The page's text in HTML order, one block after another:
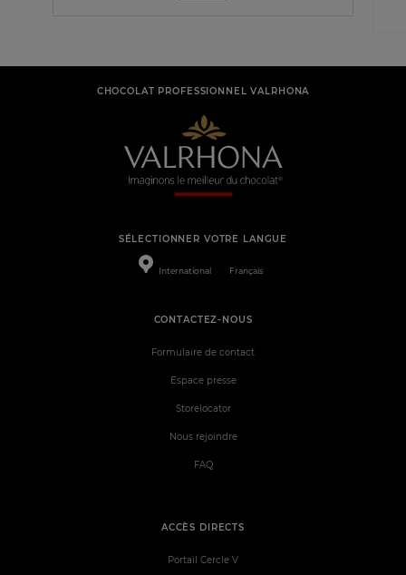
CHOCOLAT PROFESSIONNEL VALRHONA
SÉLECTIONNER VOTRE LANGUE
International Français
ACCÈS DIRECTS
Portail Cercle V
CONTACTEZ-NOUS
Formulaire de contact
Espace presse
Storelocator
Nous rejoindre
FAQ